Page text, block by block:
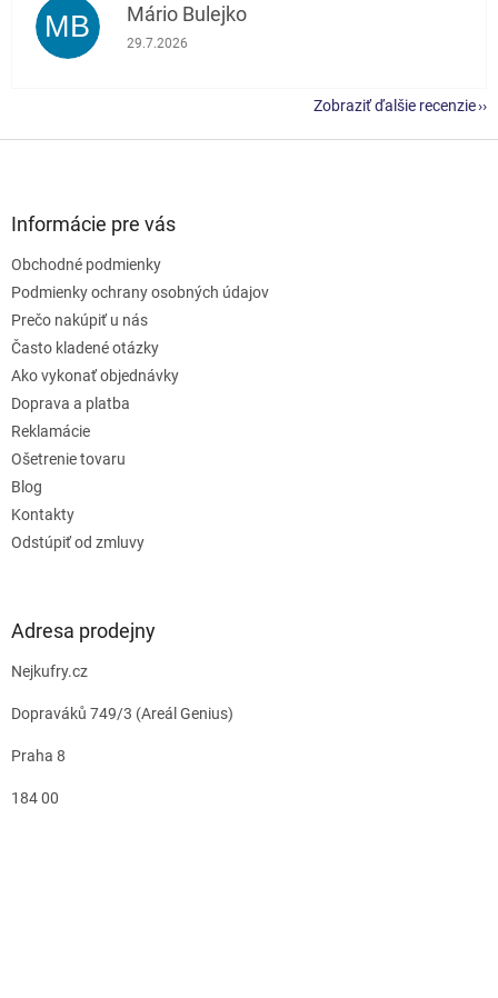
MB Mário Bulejko
Hodnotenie obchodu je 5 z 5 hviezdičiek.
29.7.2026
Zobraziť ďalšie recenzie
Informácie pre vás
Obchodné podmienky
Podmienky ochrany osobných údajov
Prečo nakúpiť u nás
Často kladené otázky
Ako vykonať objednávky
Doprava a platba
Reklamácie
Ošetrenie tovaru
Blog
Kontakty
Odstúpiť od zmluvy
Adresa prodejny
Nejkufry.cz
Dopraváků 749/3 (Areál Genius)
Praha 8
184 00